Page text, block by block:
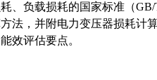
、负载损耗的国家标准（GB/
法，并附电力变压器损耗计
效评估要点。